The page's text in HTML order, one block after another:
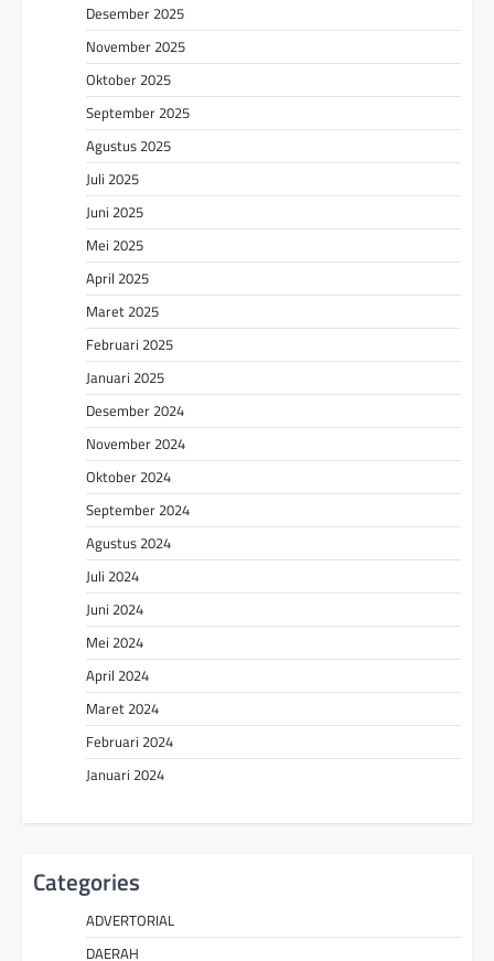
Desember 2025
November 2025
Oktober 2025
September 2025
Agustus 2025
Juli 2025
Juni 2025
Mei 2025
April 2025
Maret 2025
Februari 2025
Januari 2025
Desember 2024
November 2024
Oktober 2024
September 2024
Agustus 2024
Juli 2024
Juni 2024
Mei 2024
April 2024
Maret 2024
Februari 2024
Januari 2024
Categories
ADVERTORIAL
DAERAH